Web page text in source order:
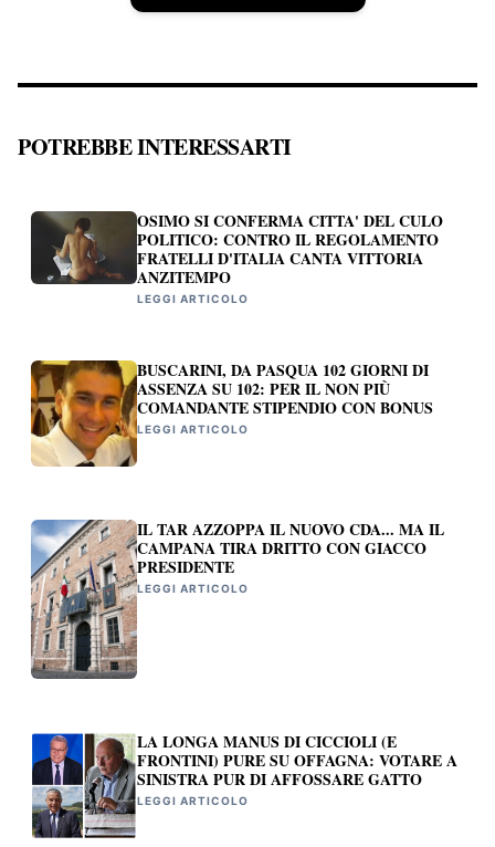
POTREBBE INTERESSARTI
OSIMO SI CONFERMA CITTA' DEL CULO
POLITICO: CONTRO IL REGOLAMENTO
FRATELLI D'ITALIA CANTA VITTORIA
ANZITEMPO
LEGGI ARTICOLO
BUSCARINI, DA PASQUA 102 GIORNI DI
ASSENZA SU 102: PER IL NON PIÙ
COMANDANTE STIPENDIO CON BONUS
LEGGI ARTICOLO
IL TAR AZZOPPA IL NUOVO CDA... MA IL
CAMPANA TIRA DRITTO CON GIACCO
PRESIDENTE
LEGGI ARTICOLO
LA LONGA MANUS DI CICCIOLI (E
FRONTINI) PURE SU OFFAGNA: VOTARE A
SINISTRA PUR DI AFFOSSARE GATTO
LEGGI ARTICOLO